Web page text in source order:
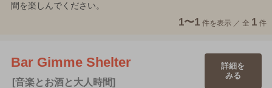
間を楽しんでください。
1〜1 件を表示 ／ 全 1 件
Bar Gimme Shelter
[音楽とお酒と大人時間]
詳細を
みる